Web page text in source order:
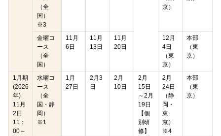
（全
国）
※3
京）
金曜コ
ース
（全
国）
11月
6日
11月
13日
11月
20日
12月
4日
（東
京）
本部
（東
京）
1月期
(2026
年)
11月
2日
11：
00～
水曜コ
ース
（全
国・静
岡）
※1
1月
27日
2月3
日
2月
10日
2月
15日
～2月
19日
【個
別研
修】
2月
24日
（静
岡・
東
京）
※4
本部
（東
京）